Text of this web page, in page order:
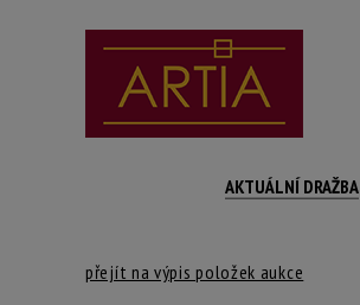
AKTUÁLNÍ DRAŽBA
přejít na výpis položek aukce